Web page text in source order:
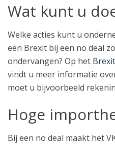
Wat kunt u
Welke acties kunt u
een Brexit bij een no deal
ondervangen? Op het
vindt u meer informatie
moet u bijvoorbeeld
Hoge
Bij een no deal maakt het